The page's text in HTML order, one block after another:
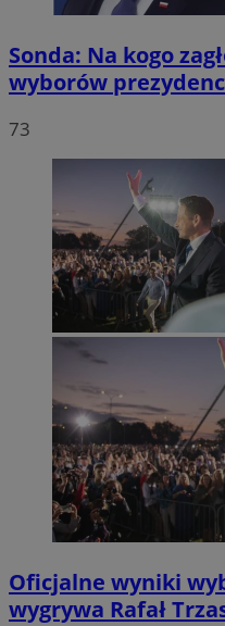
Sonda: Na kogo
wyborów
73
Oficjalne wyniki
wygrywa Rafał